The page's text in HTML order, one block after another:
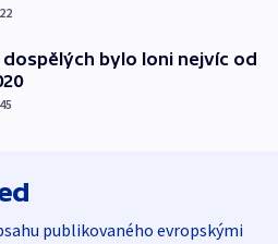
bylo loni nejvíc od
publikovaného evropskými